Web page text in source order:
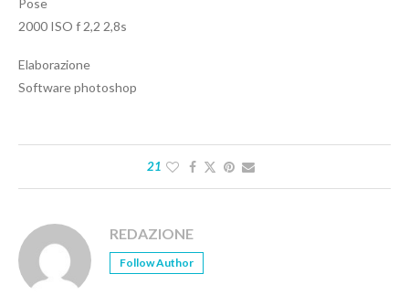
Pose
2000 ISO f 2,2 2,8s
Elaborazione
Software photoshop
21
REDAZIONE
Follow Author